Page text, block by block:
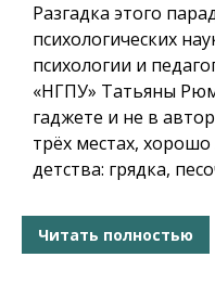
Разгадка этого
психологических
психологии и
«НГПУ» Татьяны
гаджете и не в
трёх местах,
детства: грядка,
Читать полностью